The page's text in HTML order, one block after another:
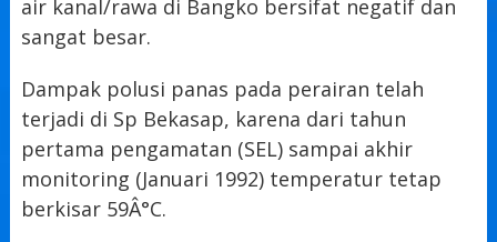
air kanal/rawa di Bangko bersifat negatif dan
sangat besar.
Dampak polusi panas pada perairan telah
terjadi di Sp Bekasap, karena dari tahun
pertama pengamatan (SEL) sampai akhir
monitoring (Januari 1992) temperatur tetap
berkisar 59Â°C.